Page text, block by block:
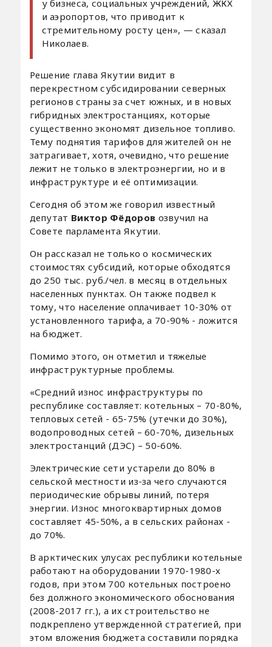
у бизнеса, социальных учреждений, ЖКХ
и аэропортов, что приводит к
стремительному росту цен», — сказал
Николаев.
Решение глава Якутии видит в
перекрестном субсидировании северных
регионов страны за счет южных, и в новых
гибридных электростанциях, которые
существенно экономят дизельное топливо.
Тему поднятия тарифов для жителей он не
затрагивает, хотя, очевидно, что решение
лежит не только в электроэнергии, но и в
инфраструктуре и её оптимизации.
Сегодня об этом же говорил известный
депутат Виктор Фёдоров озвучил на
Совете парламента Якутии.
Он рассказал не только о космических
стоимостях субсидий, которые обходятся
до 250 тыс. руб./чел. в месяц в отдельных
населенных пунктах. Он также подвел к
тому, что население оплачивает 10-30% от
установленного тарифа, а 70-90% - ложится
на бюджет.
Помимо этого, он отметил и тяжелые
инфраструктурные проблемы.
«Средний износ инфраструктуры по
республике составляет: котельных – 70-80%,
тепловых сетей - 65-75% (утечки до 30%),
водопроводных сетей – 60-70%, дизельных
электростанций (ДЭС) – 50-60%.
Электрические сети устарели до 80% в
сельской местности из-за чего случаются
периодические обрывы линий, потеря
энергии. Износ многоквартирных домов
составляет 45-50%, а в сельских районах -
до 70%.
В арктических улусах республики котельные
работают на оборудовании 1970-1980-х
годов, при этом 700 котельных построено
без должного экономического обоснования
(2008-2017 гг.), а их строительство не
подкреплено утвержденной стратегией, при
этом вложения бюджета составили порядка